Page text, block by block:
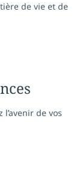
de vie et de
de vos